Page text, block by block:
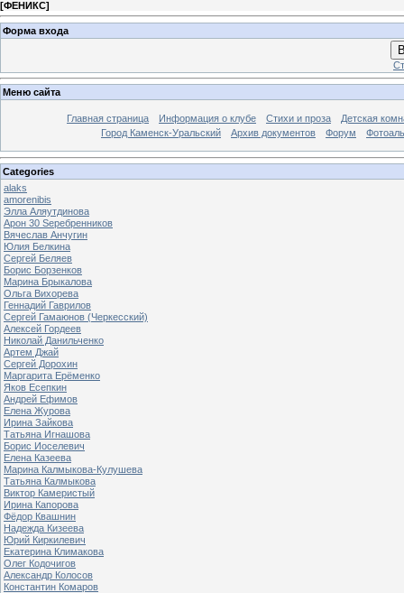
[ФЕНИКС]
Форма входа
Меню сайта
Главная страница Информация о клубе Стихи и проза
Детская
Город Каменск-Уральский
Архив документов Форум
Categories
alaks
amorenibis
Элла Аляутдинова
Арон 30 Sеребренников
Вячеслав Анчугин
Юлия Белкина
Сергей Беляев
Борис Борзенков
Марина Брыкалова
Ольга Вихорева
Геннадий Гаврилов
Сергей Гамаюнов (Черкесский)
Алексей Гордеев
Николай Данильченко
Артем Джай
Сергей Дорохин
Маргарита Ерёменко
Яков Есепкин
Андрей Ефимов
Елена Журова
Ирина Зайкова
Татьяна Игнашова
Борис Иоселевич
Елена Казеева
Марина Калмыкова-Кулушева
Татьяна Калмыкова
Виктор Камеристый
Ирина Капорова
Фёдор Квашнин
Надежда Кизеева
Юрий Киркилевич
Екатерина Климакова
Олег Кодочигов
Александр Колосов
Константин Комаров